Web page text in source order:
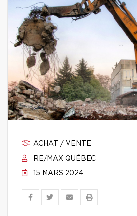
ACHAT / VENTE
RE/MAX QUÉBEC
15 MARS 2024